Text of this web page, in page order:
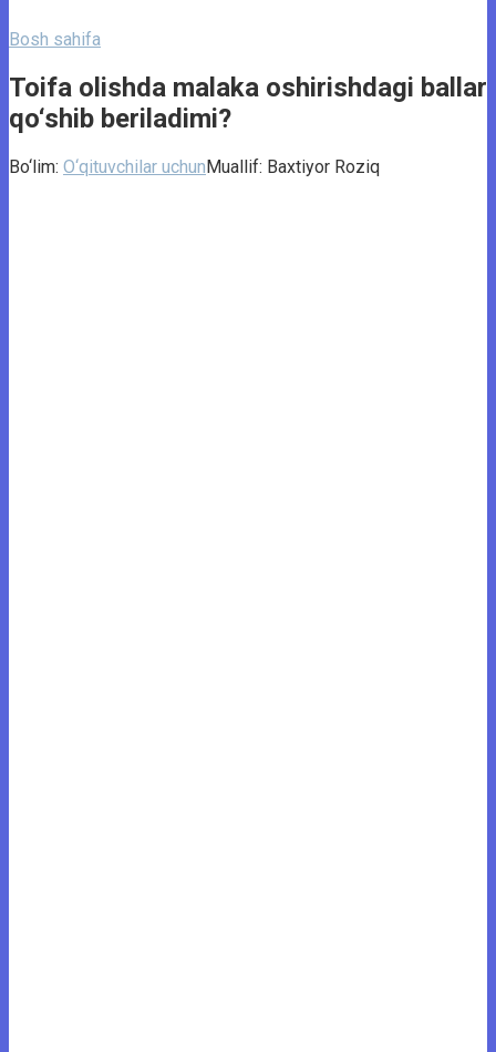
Bosh sahifa
Toifa olishda malaka oshirishdagi ballar
qo‘shib beriladimi?
Bo‘lim: O‘qituvchilar uchunMuallif: Baxtiyor Roziq